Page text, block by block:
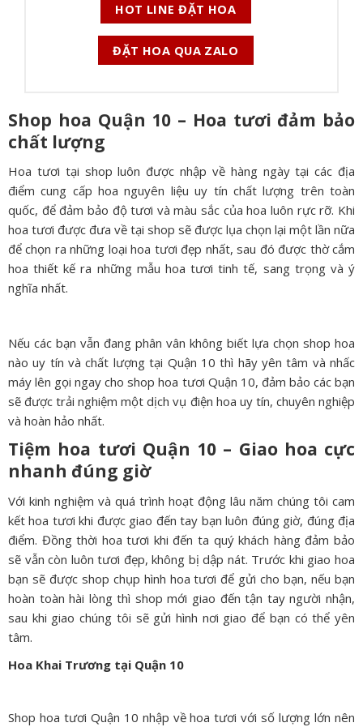
HOT LINE ĐẶT HOA
ĐẶT HOA QUA ZALO
Shop hoa Quận 10 – Hoa tươi đảm bảo
chất lượng
Hoa tươi tại shop luôn được nhập về hàng ngày tại các địa
điểm cung cấp hoa nguyên liệu uy tín chất lượng trên toàn
quốc, để đảm bảo độ tươi và màu sắc của hoa luôn rực rỡ. Khi
hoa tươi được đưa về tại shop sẽ được lụa chọn lại một lần nữa
để chọn ra những loại hoa tươi đẹp nhất, sau đó được thờ cắm
hoa thiết kế ra những mẫu hoa tươi tinh tế, sang trọng và ý
nghĩa nhất.
Nếu các bạn vẫn đang phân vân không biết lựa chọn shop hoa
nào uy tín và chất lượng tại Quận 10 thì hãy yên tâm và nhấc
máy lên gọi ngay cho shop hoa tươi Quận 10, đảm bảo các bạn
sẽ được trải nghiệm một dịch vụ điện hoa uy tín, chuyên nghiệp
và hoàn hảo nhất.
Tiệm hoa tươi Quận 10 – Giao hoa cực
nhanh đúng giờ
Với kinh nghiệm và quá trình hoạt động lâu năm chúng tôi cam
kết hoa tươi khi được giao đến tay bạn luôn đúng giờ, đúng địa
điểm. Đồng thời hoa tươi khi đến ta quý khách hàng đảm bảo
sẽ vẫn còn luôn tươi đẹp, không bị dập nát. Trước khi giao hoa
bạn sẽ được shop chụp hình hoa tươi để gửi cho bạn, nếu bạn
hoàn toàn hài lòng thì shop mới giao đến tận tay người nhận,
sau khi giao chúng tôi sẽ gửi hình nơi giao để bạn có thể yên
tâm.
Hoa Khai Trương tại Quận 10
Shop hoa tươi Quận 10 nhập về hoa tươi với số lượng lớn nên